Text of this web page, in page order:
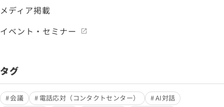
メディア掲載
イベント・セミナー
タグ
会議 電話応対（コンタクトセンター）
AI対話